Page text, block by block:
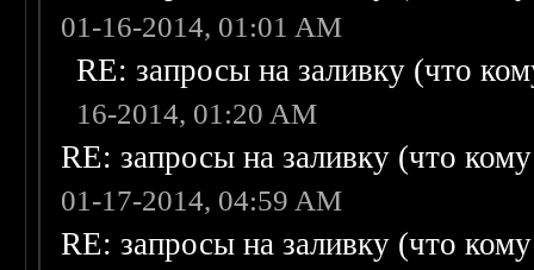
01-16-2014, 01:01 AM
RE: запросы на заливку (что
16-2014, 01:20 AM
RE: запросы на заливку (что
01-17-2014, 04:59 AM
RE: запросы на заливку (что